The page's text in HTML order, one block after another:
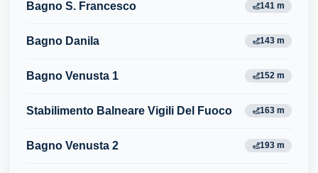
Bagno S. Francesco 141 m
Bagno Danila 143 m
Bagno Venusta 1 152 m
Stabilimento Balneare Vigili Del Fuoco 163 m
Bagno Venusta 2 193 m